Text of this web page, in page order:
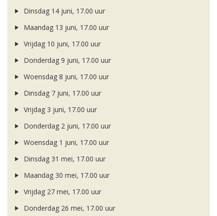
Dinsdag 14 juni, 17.00 uur
Maandag 13 juni, 17.00 uur
Vrijdag 10 juni, 17.00 uur
Donderdag 9 juni, 17.00 uur
Woensdag 8 juni, 17.00 uur
Dinsdag 7 juni, 17.00 uur
Vrijdag 3 juni, 17.00 uur
Donderdag 2 juni, 17.00 uur
Woensdag 1 juni, 17.00 uur
Dinsdag 31 mei, 17.00 uur
Maandag 30 mei, 17.00 uur
Vrijdag 27 mei, 17.00 uur
Donderdag 26 mei, 17.00 uur